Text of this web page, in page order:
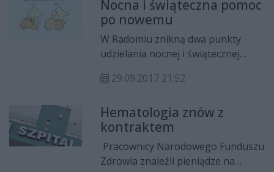
Poradni Rehabilitacji
Neurologicznej dla Dzieci i
Młodzieży „Aga” NFZ nie przyznał
pieniędzy na dalszą działalność.
Chodzi o 30 tys. zł miesięcznie.
Nocna i świąteczna pomoc
po nowemu
W Radomiu znikną dwa punkty
udzielania nocnej i świątecznej
będziemy mogli kierować się do
szpitala na Józefowie. Wszystko
zacznie funkcjonować od niedzieli 1
października.
29.09.2017 21:52
Hematologia znów z
kontraktem
Pracownicy Narodowego Funduszu
Zdrowia znaleźli pieniądze na